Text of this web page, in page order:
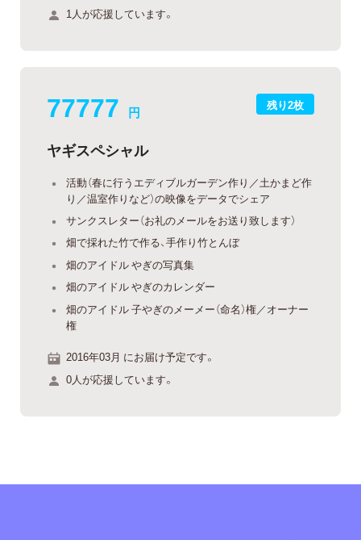
1人が応援しています。
残り2枚
77777 円
ヤギスペシャル
活動（春に行うエディブルガーデン作り／土かまど作
り／温室作りなど）の映像をデータでシェア
サンクスレター（お礼のメールをお送り致します）
畑で採れた竹で作る、手作り竹とんぼ
畑のアイドル やぎの写真集
畑のアイドル やぎのカレンダー
畑のアイドル 子やぎのメーメー（命名）権／オーナー
権
2016年03月 にお届け予定です。
0人が応援しています。